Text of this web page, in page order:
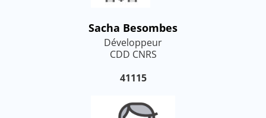
Sacha Besombes
Développeur
CDD CNRS
41115